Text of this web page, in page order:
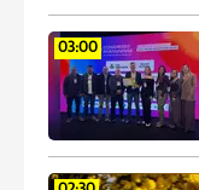
03:00